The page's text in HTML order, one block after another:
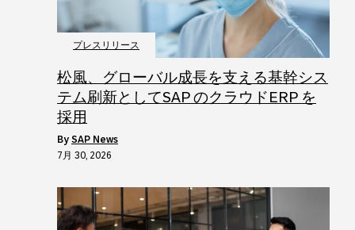
プレスリリース
松風、グローバル成長を支える基幹シス
テム刷新としてSAP のクラウドERP を
採用
by SAP News
7月 30, 2026